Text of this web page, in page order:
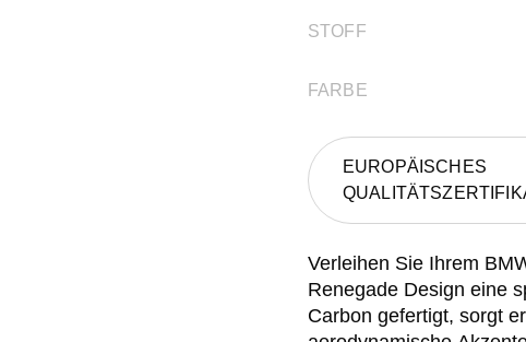
STOFF
FARBE
EUROPÄISCHES
Verleihen Sie Ihrem
Renegade Design eine
Carbon gefertigt, sorgt